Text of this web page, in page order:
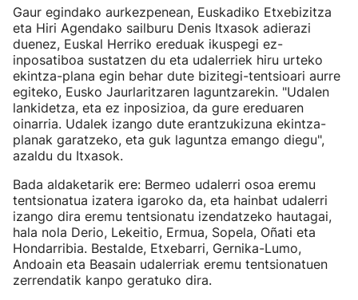
Gaur egindako aurkezpenean, Euskadiko Etxebizitza
eta Hiri Agendako sailburu Denis Itxasok adierazi
duenez, Euskal Herriko ereduak ikuspegi ez-
inposatiboa sustatzen du eta udalerriek hiru urteko
ekintza-plana egin behar dute bizitegi-tentsioari aurre
egiteko, Eusko Jaurlaritzaren laguntzarekin. "Udalen
lankidetza, eta ez inposizioa, da gure ereduaren
oinarria. Udalek izango dute erantzukizuna ekintza-
planak garatzeko, eta guk laguntza emango diegu",
azaldu du Itxasok.
Bada aldaketarik ere: Bermeo udalerri osoa eremu
tentsionatua izatera igaroko da, eta hainbat udalerri
izango dira eremu tentsionatu izendatzeko hautagai,
hala nola Derio, Lekeitio, Ermua, Sopela, Oñati eta
Hondarribia. Bestalde, Etxebarri, Gernika-Lumo,
Andoain eta Beasain udalerriak eremu tentsionatuen
zerrendatik kanpo geratuko dira.